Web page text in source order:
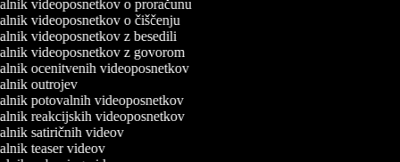
videoposnetkov o proračunu
videoposnetkov o čiščenju
videoposnetkov z besedili
videoposnetkov z govorom
ocenitvenih videoposnetkov
outrojev
potovalnih videoposnetkov
reakcijskih videoposnetkov
satiričnih videov
teaser videov